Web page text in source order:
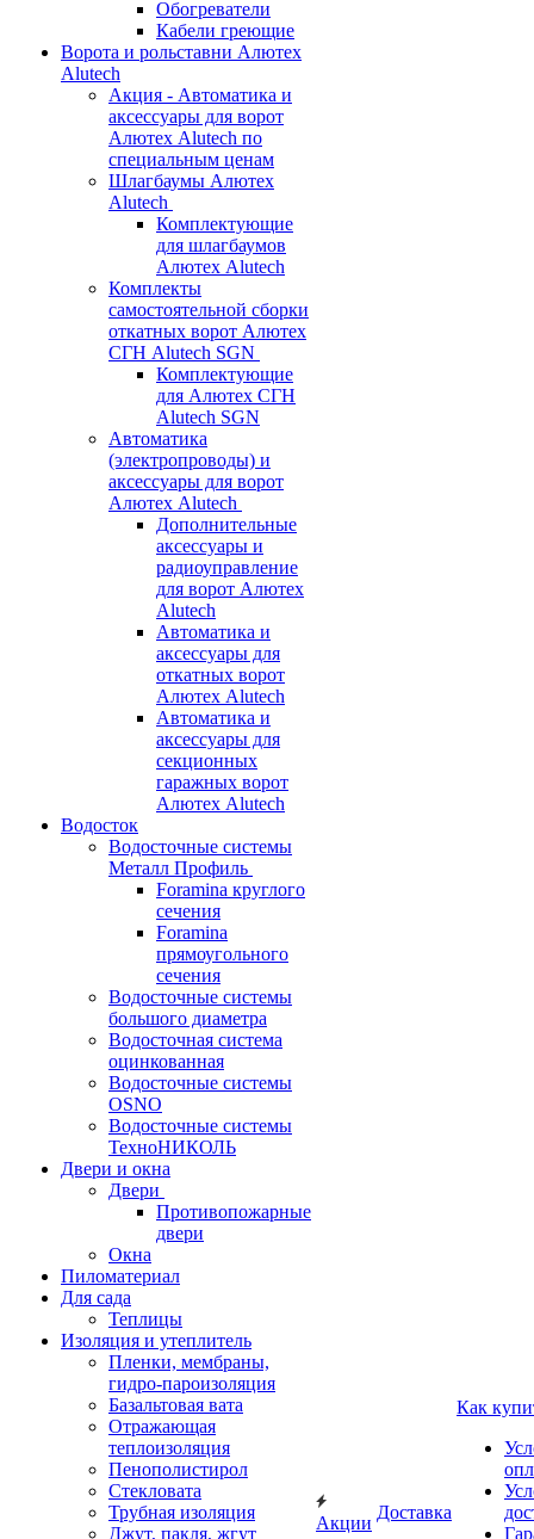
Обогреватели
Кабели греющие
Ворота и рольставни Алютех
Alutech
Акция - Автоматика и
аксессуары для ворот
Алютех Alutech по
специальным ценам
Шлагбаумы Алютех
Alutech
Комплектующие
для шлагбаумов
Алютех Alutech
Комплекты
самостоятельной сборки
откатных ворот Алютех
СГН Alutech SGN
Комплектующие
для Алютех СГН
Alutech SGN
Автоматика
(электропроводы) и
аксессуары для ворот
Алютех Alutech
Дополнительные
аксессуары и
радиоуправление
для ворот Алютех
Alutech
Автоматика и
аксессуары для
откатных ворот
Алютех Alutech
Автоматика и
аксессуары для
секционных
гаражных ворот
Алютех Alutech
Водосток
Водосточные системы
Металл Профиль
Foramina круглого
сечения
Foramina
прямоугольного
сечения
Водосточные системы
большого диаметра
Водосточная система
оцинкованная
Водосточные системы
OSNO
Водосточные системы
ТехноНИКОЛЬ
Двери и окна
Двери
Противопожарные
двери
Окна
Пиломатериал
Для сада
Теплицы
Изоляция и утеплитель
Пленки, мембраны,
гидро-пароизоляция
Базальтовая вата
Отражающая
теплоизоляция
Пенополистирол
Стекловата
Трубная изоляция
Джут, пакля, жгут
Акции
Доставка
Как